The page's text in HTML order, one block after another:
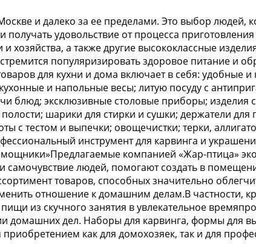
и далеко за ее пределами. Это выбор людей,
удовольствие от процесса
хозяйства, а также другие высококлассные
популяризировать здоровое питание и
для кухни и дома включает в себя: удобные и
и напольные весы; литую посуду с
блюд; эксклюзивные столовые приборы; изделия
шарики для стирки и сушки; держатели для
с тестом и выпечки; овощечистки; терки,
инструмент для карвинга и
компанией «Жар-птица»
людей, помогают создать в
товаров, способных значительно
отношение к домашним делам.В частности,
из скучного занятия в увлекательное
домашних дел. Наборы для карвинга, формы для
как для домохозяек, так и для